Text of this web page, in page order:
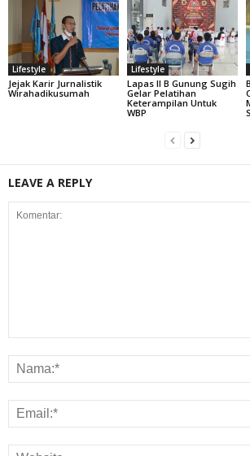
Lifestyle
Jejak Karir Jurnalistik
Wirahadikusumah
Lifestyle
Lapas II B Gunung Sugih
Gelar Pelatihan
Keterampilan Untuk
WBP
LEAVE A REPLY